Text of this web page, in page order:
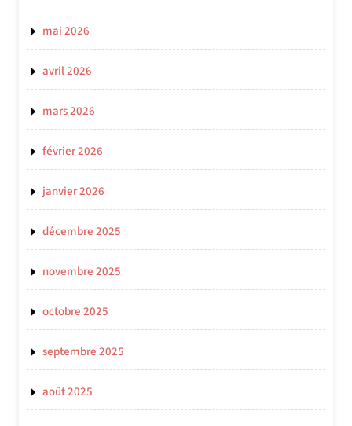
mai 2026
avril 2026
mars 2026
février 2026
janvier 2026
décembre 2025
novembre 2025
octobre 2025
septembre 2025
août 2025